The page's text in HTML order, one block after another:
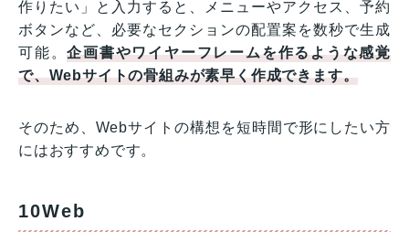
作りたい」と入力すると、メニューやアクセス、予約
ボタンなど、必要なセクションの配置案を数秒で生成
可能。企画書やワイヤーフレームを作るような感覚
で、Webサイトの骨組みが素早く作成できます。
そのため、Webサイトの構想を短時間で形にしたい方
にはおすすめです。
10Web